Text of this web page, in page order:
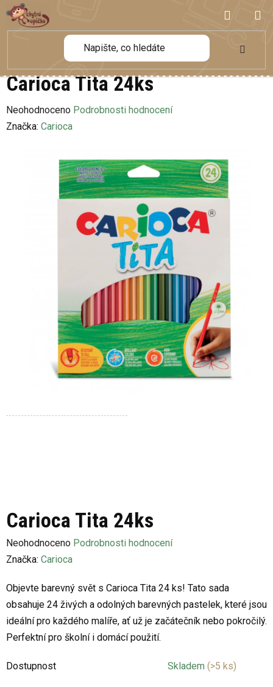
Přejít
na
obsah
KOŠÍK
Carioca Tita 24ks
Průměrné
hodnocení
je
0,0
z
5
Neohodnoceno Podrobnosti hodnocení
Značka: Carioca
Objevte barevný svět s Carioca Tita 24 ks! Tato sada
obsahuje 24 živých a odolných barevných pastelek, které jsou
ideální pro každého malíře, ať už je začátečník nebo pokročilý.
Perfektní pro školní i domácí použití.
Dostupnost Skladem (>5 ks)
Carioca Tita 24ks
Průměrné
hodnocení
Neohodnoceno Podrobnosti hodnocení
Značka: Carioca